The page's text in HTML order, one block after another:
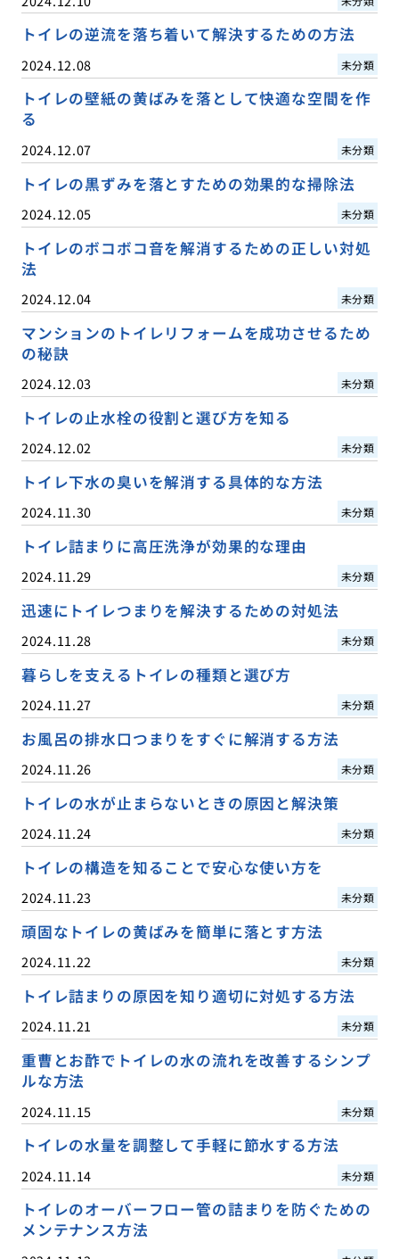
トイレの逆流を落ち着いて解決するための方法
2024.12.08 未分類
トイレの壁紙の黄ばみを落として快適な空間を作
る
2024.12.07 未分類
トイレの黒ずみを落とすための効果的な掃除法
2024.12.05 未分類
トイレのボコボコ音を解消するための正しい対処
法
2024.12.04 未分類
マンションのトイレリフォームを成功させるため
の秘訣
2024.12.03 未分類
トイレの止水栓の役割と選び方を知る
2024.12.02 未分類
トイレ下水の臭いを解消する具体的な方法
2024.11.30 未分類
トイレ詰まりに高圧洗浄が効果的な理由
2024.11.29 未分類
迅速にトイレつまりを解決するための対処法
2024.11.28 未分類
暮らしを支えるトイレの種類と選び方
2024.11.27 未分類
お風呂の排水口つまりをすぐに解消する方法
2024.11.26 未分類
トイレの水が止まらないときの原因と解決策
2024.11.24 未分類
トイレの構造を知ることで安心な使い方を
2024.11.23 未分類
頑固なトイレの黄ばみを簡単に落とす方法
2024.11.22 未分類
トイレ詰まりの原因を知り適切に対処する方法
2024.11.21 未分類
重曹とお酢でトイレの水の流れを改善するシンプ
ルな方法
2024.11.15 未分類
トイレの水量を調整して手軽に節水する方法
2024.11.14 未分類
トイレのオーバーフロー管の詰まりを防ぐための
メンテナンス方法